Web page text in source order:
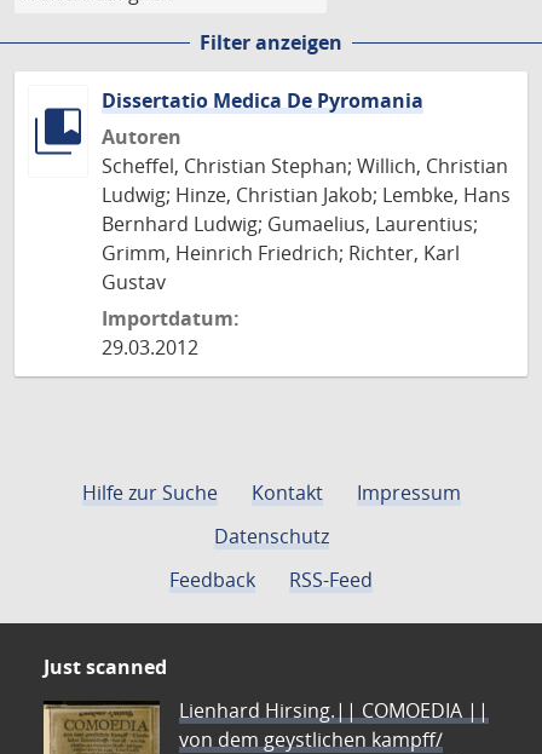
Filter anzeigen
Dissertatio Medica De Pyromania
Autoren
Scheffel, Christian Stephan; Willich, Christian
Ludwig; Hinze, Christian Jakob; Lembke, Hans
Bernhard Ludwig; Gumaelius, Laurentius;
Grimm, Heinrich Friedrich; Richter, Karl
Gustav
Importdatum:
29.03.2012
Hilfe zur Suche Kontakt
Impressum
Datenschutz
Feedback
RSS-Feed
Just scanned
Lienhard Hirsing.|| COMOEDIA ||
von dem geystlichen kampff/